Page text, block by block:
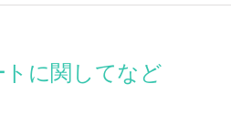
に関してなど